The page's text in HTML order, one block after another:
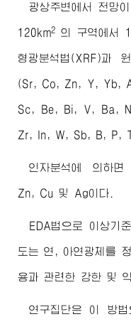
광상주변에서 전망
120km2 의 구역에서
형광분석법(XRF)과
(Sr, Co, Zn, Y, Yb,
Sc, Be, Bi, V, Ba,
Zr, In, W, Sb, B, P,
인자분석에 의하
Zn, Cu 및 Ag이다.
EDA법으로 이상기
도는 연, 아연광체를
용과 관련한 강한 및
연구집단은 이 방